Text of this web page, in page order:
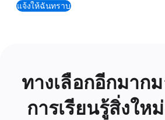
แจ้งให้ฉันทราบ
ทางเลือกอีกมาก
การเรียนรู้สิ่งให